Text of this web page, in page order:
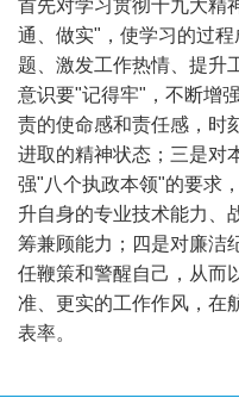
首先对学习贯彻十九大精
通、做实" ，使学习的过
题、激发工作热情、提升
意识要"记得牢" ，不断增
责的使命感和责任感，时
进取的精神状态；三是对
强"八个执政本领"的要求
升自身的专业技术能力、
筹兼顾能力；四是对廉洁
任鞭策和警醒自己，从而
准、更实的工作作风，在
表率。